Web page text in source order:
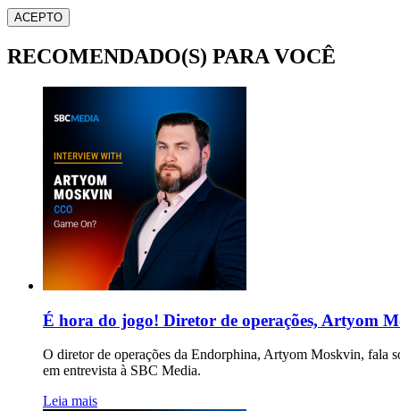
ACEPTO
RECOMENDADO(S) PARA VOCÊ
É hora do jogo! Diretor de operações, Artyom
O diretor de operações da Endorphina, Artyom Moskvin, fala
em entrevista à SBC Media.
Leia mais